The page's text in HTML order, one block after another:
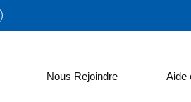
Nous Rejoindre Aide